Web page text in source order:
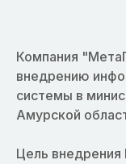
Компания
внедрению
системы в
Амурской
Цель